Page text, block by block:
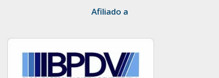
Afiliado a